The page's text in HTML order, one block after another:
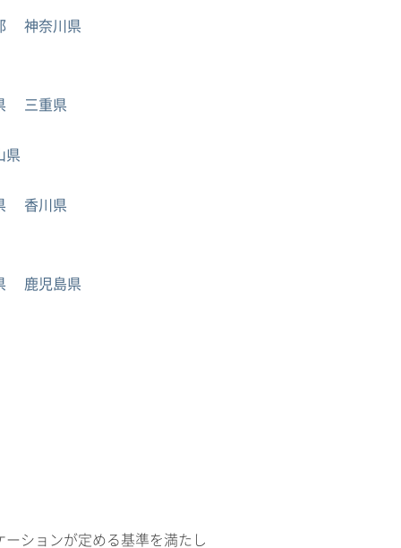
神奈川県
三重県
県
香川県
鹿児島県
ションが定める基準を満たし